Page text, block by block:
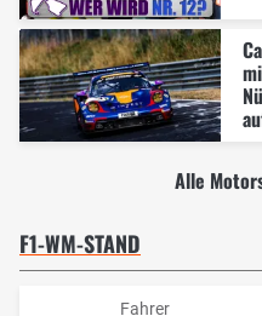
Alle
F1-WM-STAND
Fahrer